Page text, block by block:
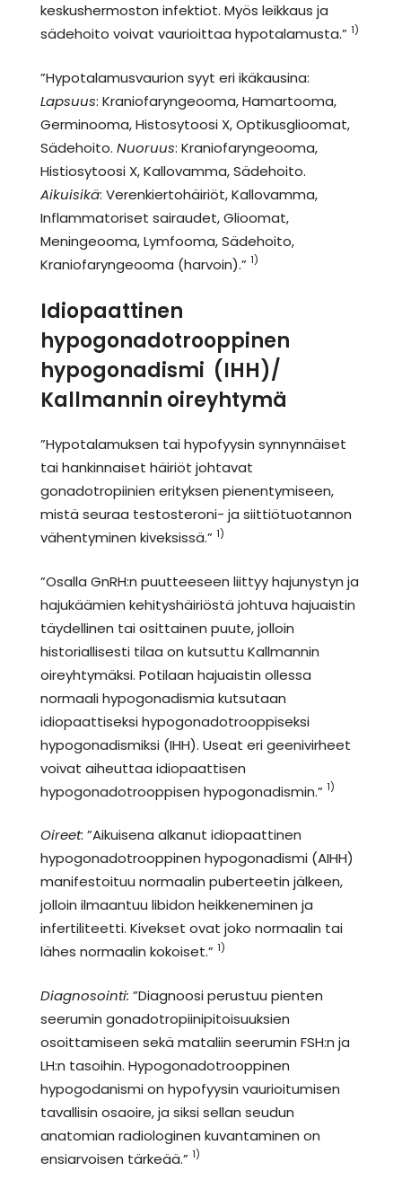
keskushermoston infektiot. Myös leikkaus ja
sädehoito voivat vaurioittaa hypotalamusta.” 1)
”Hypotalamusvaurion syyt eri ikäkausina:
Lapsuus: Kraniofaryngeooma, Hamartooma,
Germinooma, Histosytoosi X, Optikusglioomat,
Sädehoito. Nuoruus: Kraniofaryngeooma,
Histiosytoosi X, Kallovamma, Sädehoito.
Aikuisikä: Verenkiertohäiriöt, Kallovamma,
Inflammatoriset sairaudet, Glioomat,
Meningeooma, Lymfooma, Sädehoito,
Kraniofaryngeooma (harvoin).” 1)
Idiopaattinen
hypogonadotrooppinen
hypogonadismi (IHH)/
Kallmannin oireyhtymä
”Hypotalamuksen tai hypofyysin synnynnäiset
tai hankinnaiset häiriöt johtavat
gonadotropiinien erityksen pienentymiseen,
mistä seuraa testosteroni- ja siittiötuotannon
vähentyminen kiveksissä.” 1)
”Osalla GnRH:n puutteeseen liittyy hajunystyn ja
hajukäämien kehityshäiriöstä johtuva hajuaistin
täydellinen tai osittainen puute, jolloin
historiallisesti tilaa on kutsuttu Kallmannin
oireyhtymäksi. Potilaan hajuaistin ollessa
normaali hypogonadismia kutsutaan
idiopaattiseksi hypogonadotrooppiseksi
hypogonadismiksi (IHH). Useat eri geenivirheet
voivat aiheuttaa idiopaattisen
hypogonadotrooppisen hypogonadismin.” 1)
Oireet: ”Aikuisena alkanut idiopaattinen
hypogonadotrooppinen hypogonadismi (AIHH)
manifestoituu normaalin puberteetin jälkeen,
jolloin ilmaantuu libidon heikkeneminen ja
infertiliteetti. Kivekset ovat joko normaalin tai
lähes normaalin kokoiset.” 1)
Diagnosointi: ”Diagnoosi perustuu pienten
seerumin gonadotropiinipitoisuuksien
osoittamiseen sekä mataliin seerumin FSH:n ja
LH:n tasoihin. Hypogonadotrooppinen
hypogodanismi on hypofyysin vaurioitumisen
tavallisin osaoire, ja siksi sellan seudun
anatomian radiologinen kuvantaminen on
ensiarvoisen tärkeää.” 1)